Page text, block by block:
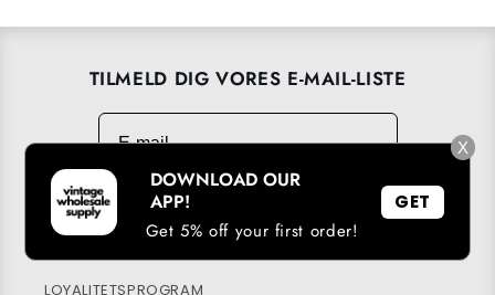
TILMELD DIG VORES E-MAIL-LISTE
E-mail
→
DOWNLOAD VORES APP
LOYALITETSPROGRAM
X
DOWNLOAD OUR
APP!
Get 5% off your first order!
GET